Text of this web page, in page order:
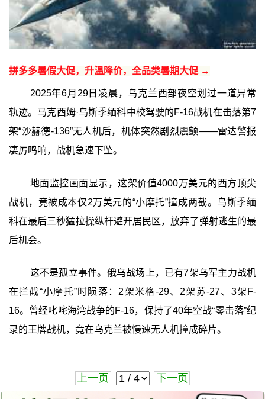
拼多多暑假大促，升温降价，全品类暑期大促 →
2025年6月29日凌晨，乌克兰西部夜空划过一道异常
轨迹。马克西姆·乌斯季缅科中校驾驶的F-16战机在击落第7
架“沙赫德-136”无人机后，机体突然剧烈震颤——雷达警报
凄厉鸣响，战机急速下坠。
地面监控画面显示，这架价值4000万美元的西方顶尖
战机，竟被成本仅2万美元的“小摩托”撞成两截。乌斯季缅
科在最后三秒猛拉操纵杆避开居民区，放弃了弹射逃生的最
后机会。
这不是孤立事件。俄乌战场上，已有7架乌军主力战机
在拦截“小摩托”时陨落：2架米格-29、2架苏-27、3架F-
16。曾经叱咤海湾战争的F-16，保持了40年空战“零击落”纪
录的王牌战机，竟在乌克兰被慢速无人机撞成碎片。
上一页 下一页